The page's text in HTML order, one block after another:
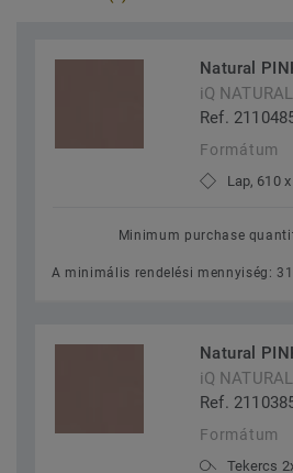
Natural
iQ NATURAL
Ref.
Formátum
Lap, 610
Minimum purchase
A minimális rendelési mennyiség:
Natural
iQ NATURAL
Ref.
Formátum
Tekercs